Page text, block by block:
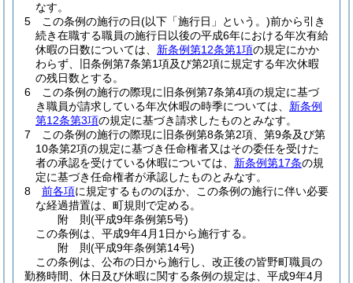
なす。
5
この条例の施行の日(以下「施行日」という。)前から引き
続き在職する職員の施行日以後の平成6年における年次有給
休暇の日数については、 新条例第12条第1項の規定にかか
わらず、旧条例第7条第1項及び第2項に規定する年次休暇
の残日数とする。
6
この条例の施行の際現に旧条例第7条第4項の規定に基づ
き職員が請求している年次休暇の時季については、 新条例
第12条第3項の規定に基づき請求したものとみなす。
7
この条例の施行の際現に旧条例第8条第2項、第9条及び第
10条第2項の規定に基づき任命権者又はその委任を受けた
者の承認を受けている休暇については、 新条例第17条の規
定に基づき任命権者が承認したものとみなす。
8
前各項に規定するもののほか、この条例の施行に伴い必要
な経過措置は、町規則で定める。
附 則(平成9年条例第5号)
この条例は、平成9年4月1日から施行する。
附 則(平成9年条例第14号)
この条例は、公布の日から施行し、改正後の皆野町職員の
勤務時間、休日及び休暇に関する条例の規定は、平成9年4月